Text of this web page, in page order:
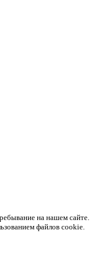
на нашем сайте.
файлов cookie.